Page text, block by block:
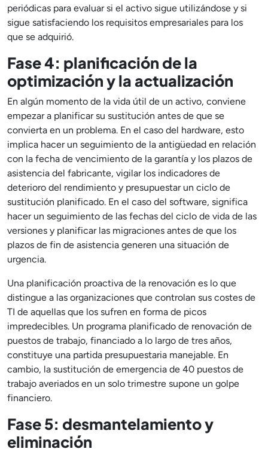
periódicas para evaluar si el activo sigue utilizándose y si
sigue satisfaciendo los requisitos empresariales para los
que se adquirió.
Fase 4: planificación de la
optimización y la actualización
En algún momento de la vida útil de un activo, conviene
empezar a planificar su sustitución antes de que se
convierta en un problema. En el caso del hardware, esto
implica hacer un seguimiento de la antigüedad en relación
con la fecha de vencimiento de la garantía y los plazos de
asistencia del fabricante, vigilar los indicadores de
deterioro del rendimiento y presupuestar un ciclo de
sustitución planificado. En el caso del software, significa
hacer un seguimiento de las fechas del ciclo de vida de las
versiones y planificar las migraciones antes de que los
plazos de fin de asistencia generen una situación de
urgencia.
Una planificación proactiva de la renovación es lo que
distingue a las organizaciones que controlan sus costes de
TI de aquellas que los sufren en forma de picos
impredecibles. Un programa planificado de renovación de
puestos de trabajo, financiado a lo largo de tres años,
constituye una partida presupuestaria manejable. En
cambio, la sustitución de emergencia de 40 puestos de
trabajo averiados en un solo trimestre supone un golpe
financiero.
Fase 5: desmantelamiento y
eliminación